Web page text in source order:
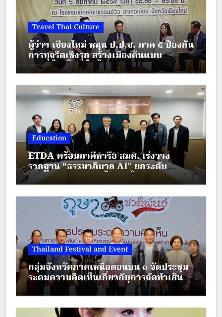
Travel Thai Culture
ผู้ว่าฯ เชียงใหม่ หนุน ป.ป.ช. ภาค ๕ ป้องกัน
การทุจริตเชิงรุก สร้างเมืองต้นแบบ
“เชียงใหม่โปร่งใส ไร้สินบน”
Education
ETDA พร้อมภาคีหารือ สมศ. เร่งวาง
รากฐาน “ธรรมาภิบาล AI” ยกระดับ
มาตรฐานการศึกษาไทยยุคใหม่
Thailand Festival and Event
กลุ่มจังหวัดภาคเหนือตอนบน ๑ จัดประชุม
ระดมความคิดเห็นเกี่ยวกับการจัดทำเส้น
ทางตามรอยวัฒนธรรมเครื่องแต่งกาย
ชาติพันธุ์ ภายใต้โครงการส่งเสริมการท่อง
เที่ยวชาติพันธุ์สีสันแห่งล้านนา